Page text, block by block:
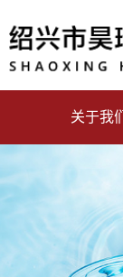
关于我们